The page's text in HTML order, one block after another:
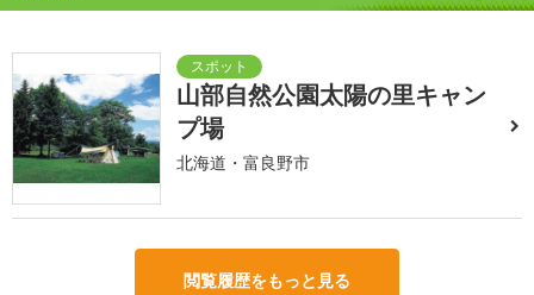
山部自然公園太陽の里キャン
プ場
北海道・富良野市
閲覧履歴をもっと見る